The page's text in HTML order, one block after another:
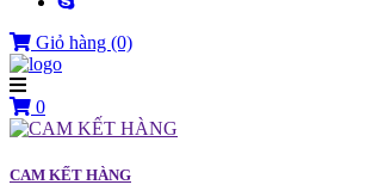
Giỏ hàng (0)
0
CAM KẾT HÀNG